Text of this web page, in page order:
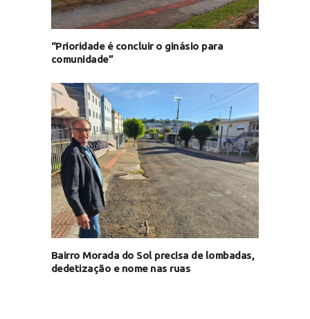
“Prioridade é concluir o ginásio para
comunidade”
Bairro Morada do Sol precisa de lombadas,
dedetização e nome nas ruas